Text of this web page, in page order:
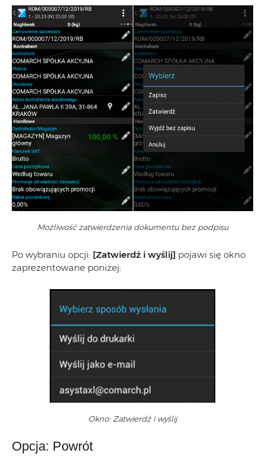
Możliwość zatwierdzenia dokumentu bez podpisu
Po wybraniu opcji: [Zatwierdź i wyślij] pojawi się okno
zaprezentowane poniżej:
Okno: Zatwierdź i wyślij
Opcja: Powrót